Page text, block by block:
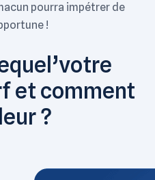
pourra impétrer de
!
et comment
?